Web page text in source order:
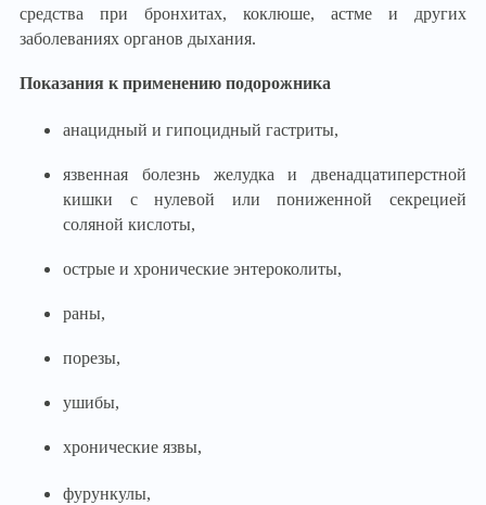
средства при бронхитах, коклюше, астме и других
заболеваниях органов дыхания.
Показания к применению подорожника
анацидный и гипоцидный гастриты,
язвенная болезнь желудка и двенадцатиперстной
кишки с нулевой или пониженной секрецией
соляной кислоты,
острые и хронические энтероколиты,
раны,
порезы,
ушибы,
хронические язвы,
фурункулы,